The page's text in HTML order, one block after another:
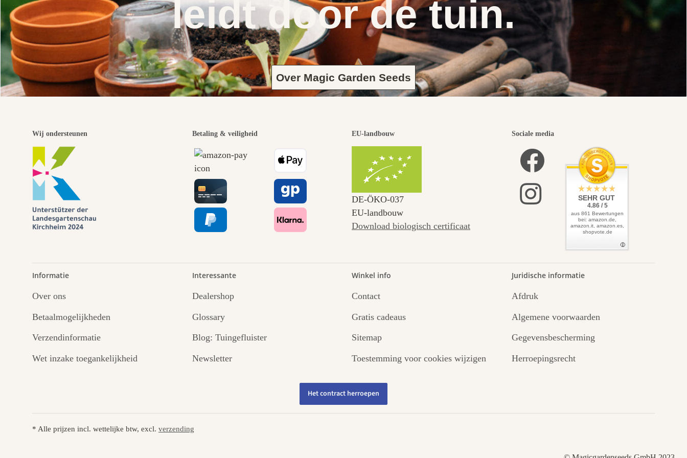
leidt door de tuin.
Over Magic Garden Seeds
Wij ondersteunen Betaling & veiligheid EU-landbouw
DE‑ÖKO‑037
EU-landbouw
Download biologisch certificaat
Sociale media
SEHR GUT
4.86 / 5
aus 861 Bewertungen
bei: amazon.de,
amazon.it, amazon.es,
shopvote.de
Informatie
Over ons
Betaalmogelijkheden
Verzendinformatie
Wet inzake toegankelijkheid
Interessante
Dealershop
Glossary
Blog: Tuingefluister
Newsletter
Winkel info
Contact
Gratis cadeaus
Sitemap
Toestemming voor cookies wijzigen
Juridische informatie
Afdruk
Algemene voorwaarden
Gegevensbescherming
Herroepingsrecht
Het contract herroepen
* Alle prijzen incl. wettelijke btw, excl. verzending